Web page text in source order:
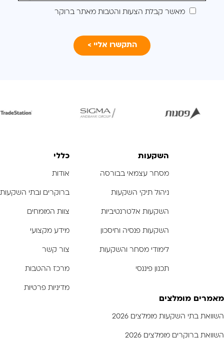
מותאמת
מאשר קבלת הצעות והטבות מאתר ברוקר
לפתיחת
לפתיחת
השקעות
מסחר עצמאי בבורסה
ניהול תיקי השקעות
השקעות אלטרנטיביות
השקעות פנסיה וחיסכון
לימודי מסחר והשקעות
תכנון פיננסי
כללי
אודות
ברוקרים ובתי השקעות
צוות המומחים
מידע מקצועי
צור קשר
מרכז ההטבות
מדיניות פרטיות
מאמרים מומלצים
השוואת בתי השקעות מומלצים 2026
השוואת ברוקרים מומלצים 2026